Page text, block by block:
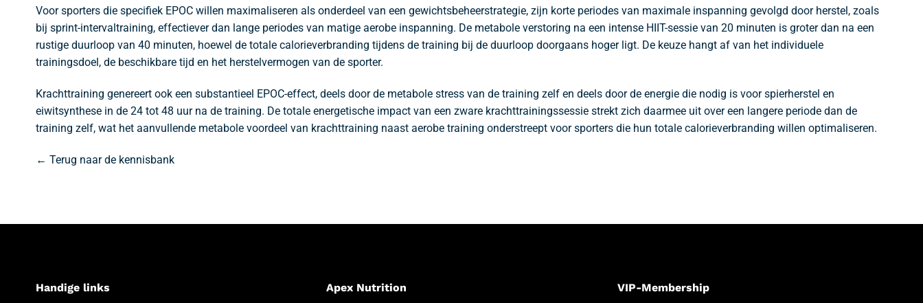
Voor sporters die specifiek EPOC willen maximaliseren als onderdeel van een gewichtsbeheerstrategie, zijn korte periodes van maximale inspanning gevolgd door herstel, zoals
bij sprint-intervaltraining, effectiever dan lange periodes van matige aerobe inspanning. De metabole verstoring na een intense HIIT-sessie van 20 minuten is groter dan na een
rustige duurloop van 40 minuten, hoewel de totale calorieverbranding tijdens de training bij de duurloop doorgaans hoger ligt. De keuze hangt af van het individuele
trainingsdoel, de beschikbare tijd en het herstelvermogen van de sporter.
Krachttraining genereert ook een substantieel EPOC-effect, deels door de metabole stress van de training zelf en deels door de energie die nodig is voor spierherstel en
eiwitsynthese in de 24 tot 48 uur na de training. De totale energetische impact van een zware krachttrainingssessie strekt zich daarmee uit over een langere periode dan de
training zelf, wat het aanvullende metabole voordeel van krachttraining naast aerobe training onderstreept voor sporters die hun totale calorieverbranding willen optimaliseren.
← Terug naar de kennisbank
Handige links Apex Nutrition VIP-Membership